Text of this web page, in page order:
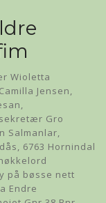
Wioletta
Jensen,
Gro
Salmanlar,
6763 Hornindal
på bøsse nett
Endre